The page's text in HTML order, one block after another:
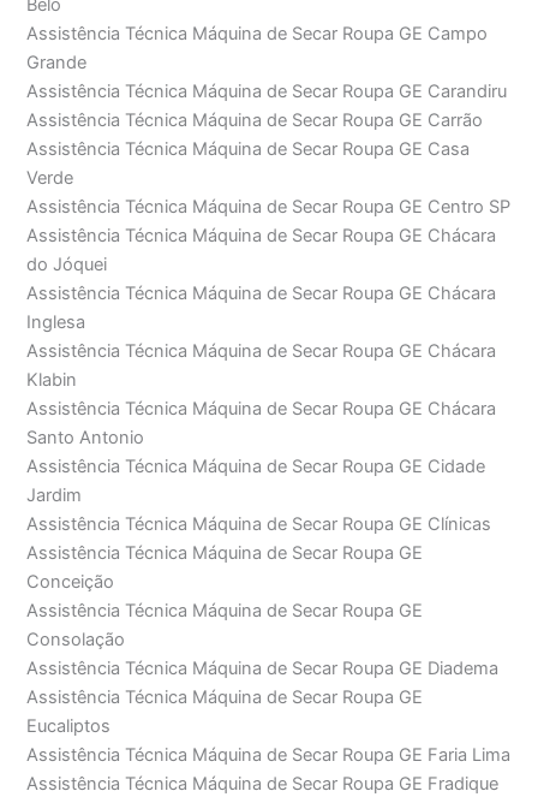
Belo
Assistência Técnica Máquina de Secar Roupa GE Campo
Grande
Assistência Técnica Máquina de Secar Roupa GE Carandiru
Assistência Técnica Máquina de Secar Roupa GE Carrão
Assistência Técnica Máquina de Secar Roupa GE Casa
Verde
Assistência Técnica Máquina de Secar Roupa GE Centro SP
Assistência Técnica Máquina de Secar Roupa GE Chácara
do Jóquei
Assistência Técnica Máquina de Secar Roupa GE Chácara
Inglesa
Assistência Técnica Máquina de Secar Roupa GE Chácara
Klabin
Assistência Técnica Máquina de Secar Roupa GE Chácara
Santo Antonio
Assistência Técnica Máquina de Secar Roupa GE Cidade
Jardim
Assistência Técnica Máquina de Secar Roupa GE Clínicas
Assistência Técnica Máquina de Secar Roupa GE
Conceição
Assistência Técnica Máquina de Secar Roupa GE
Consolação
Assistência Técnica Máquina de Secar Roupa GE Diadema
Assistência Técnica Máquina de Secar Roupa GE
Eucaliptos
Assistência Técnica Máquina de Secar Roupa GE Faria Lima
Assistência Técnica Máquina de Secar Roupa GE Fradique